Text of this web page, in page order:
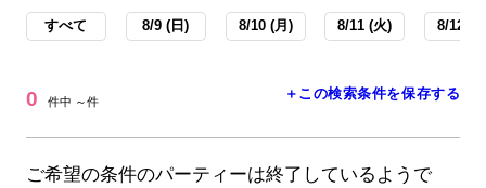
すべて 8/9 (日) 8/10 (月) 8/11 (火) 8/12 (
0 件中 ～件 ＋この検索条件を保存する
ご希望の条件のパーティーは終了しているようで